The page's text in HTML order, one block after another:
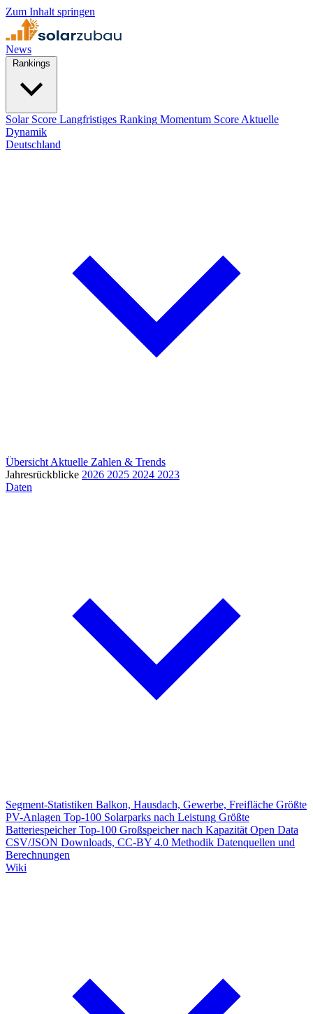
Zum Inhalt springen
News
Solar Score Langfristiges Ranking Momentum Score Aktuelle
Dynamik
Deutschland
Übersicht Aktuelle Zahlen & Trends
Jahresrückblicke 2026 2025 2024 2023
Daten
Segment-Statistiken Balkon, Hausdach, Gewerbe, Freifläche Größte
PV-Anlagen Top-100 Solarparks nach Leistung Größte
Batteriespeicher Top-100 Großspeicher nach Kapazität Open Data
CSV/JSON Downloads, CC-BY 4.0 Methodik Datenquellen und
Berechnungen
Wiki